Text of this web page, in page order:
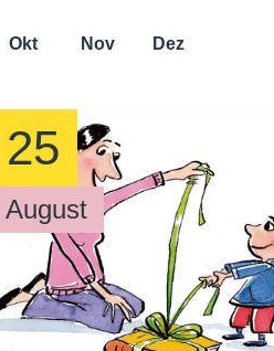
Okt Nov Dez
25
August